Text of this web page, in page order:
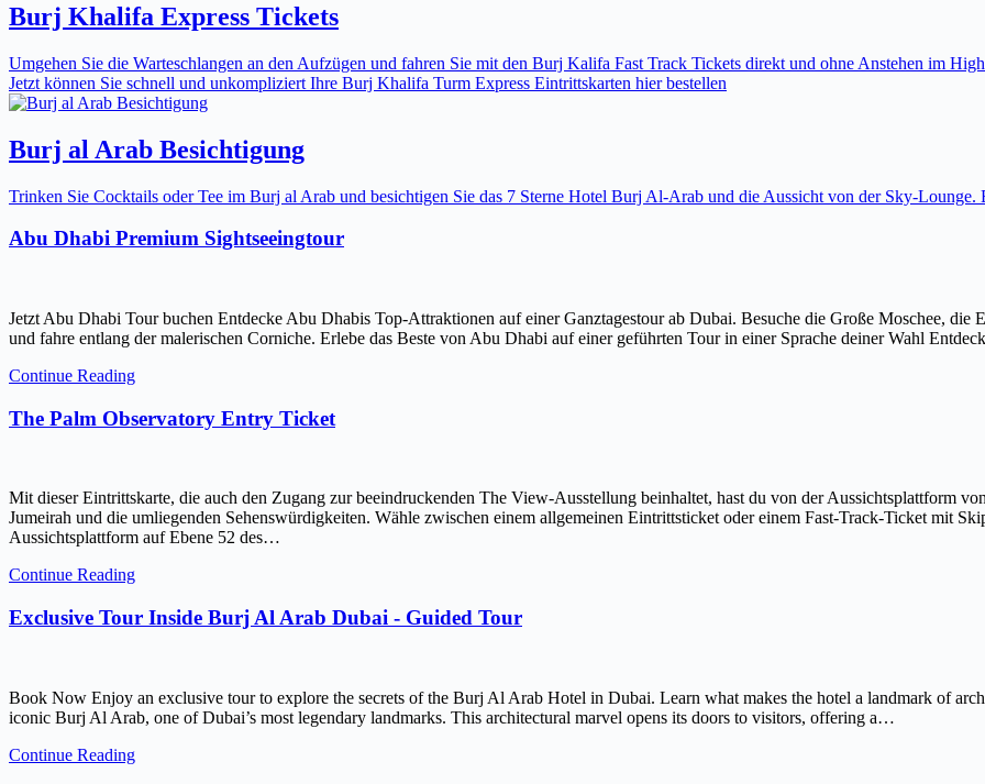
Burj Khalifa Express Tickets
Umgehen Sie die Warteschlangen an den Aufzügen und fahren Sie mit den Burj Kalifa Fast Track Tickets direkt und ohne Anstehen im
Jetzt können Sie schnell und unkompliziert Ihre Burj Khalifa Turm Express Eintrittskarten hier bestellen
Burj al Arab Besichtigung
Trinken Sie Cocktails oder Tee im Burj al Arab und besichtigen Sie das 7 Sterne Hotel Burj Al-Arab und die Aussicht von der Sky-Lounge.
Abu Dhabi Premium Sightseeingtour
Jetzt Abu Dhabi Tour buchen Entdecke Abu Dhabis Top-Attraktionen auf einer Ganztagestour ab Dubai. Besuche die Große Moschee,
und fahre entlang der malerischen Corniche. Erlebe das Beste von Abu Dhabi auf einer geführten Tour in einer Sprache deiner Wahl
Continue Reading
The Palm Observatory Entry Ticket
Mit dieser Eintrittskarte, die auch den Zugang zur beeindruckenden The View-Ausstellung beinhaltet, hast du von der Aussichtsplattform
Jumeirah und die umliegenden Sehenswürdigkeiten. Wähle zwischen einem allgemeinen Eintrittsticket oder einem Fast-Track-Ticket mit
Aussichtsplattform auf Ebene 52 des…
Continue Reading
Exclusive Tour Inside Burj Al Arab Dubai - Guided Tour
Book Now Enjoy an exclusive tour to explore the secrets of the Burj Al Arab Hotel in Dubai. Learn what makes the hotel a landmark of
iconic Burj Al Arab, one of Dubai’s most legendary landmarks. This architectural marvel opens its doors to visitors, offering a…
Continue Reading